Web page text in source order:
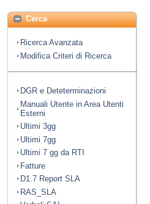
Cerca
Ricerca Avanzata
Modifica Criteri di Ricerca
DGR e Deteterminazioni
Manuali Utente in Area Utenti
Esterni
Ultimi 3gg
Ultimi 7gg
Ultimi 7 gg da RTI
Fatture
D1.7 Report SLA
RAS_SLA